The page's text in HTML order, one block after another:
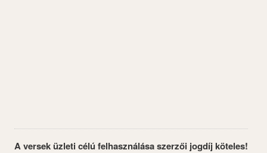
A versek üzleti célú felhasználása szerzői jogdíj köteles!